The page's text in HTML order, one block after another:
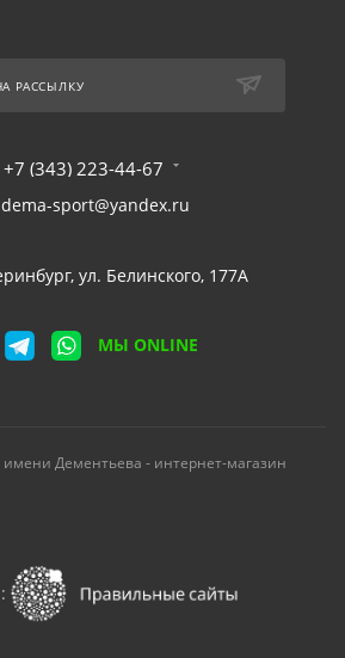
РАССЫЛКУ
+7 (343) 223-44-67
dema-sport@yandex.ru
ул. Белинского, 177А
МЫ ONLINE
Дементьева - интернет-магазин